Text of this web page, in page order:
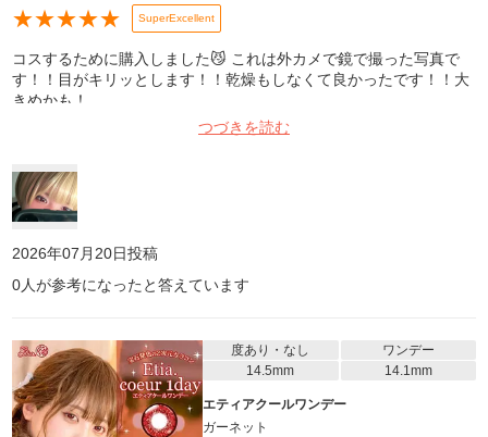
★★★★★ SuperExcellent
コスするために購入しました😼 これは外カメで鏡で撮った写真で
す！！目がキリッとします！！乾燥もしなくて良かったです！！大
きめかも！
つづきを読む
2026年07月20日投稿
0人が参考になったと答えています
度あり・なし
ワンデー
14.5mm
14.1mm
エティアクールワンデー
ガーネット